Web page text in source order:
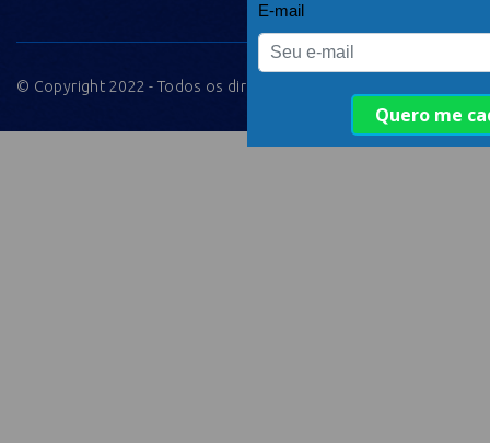
© Copyright 2022 - Todos os direitos reservados.